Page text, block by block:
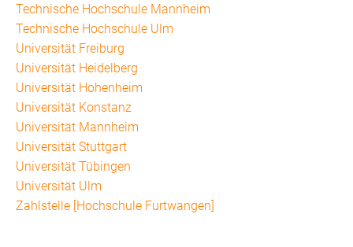
Technische Hochschule Mannheim
Technische Hochschule Ulm
Universität Freiburg
Universität Heidelberg
Universität Hohenheim
Universität Konstanz
Universität Mannheim
Universität Stuttgart
Universität Tübingen
Universität Ulm
Zahlstelle [Hochschule Furtwangen]